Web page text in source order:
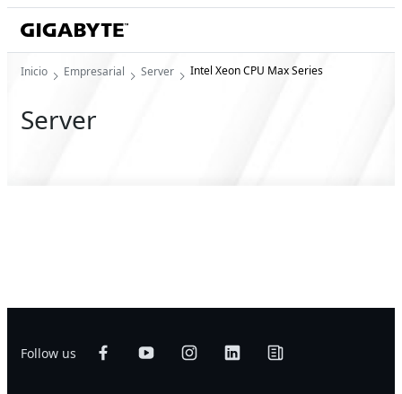
Inicio Empresarial Server Intel Xeon CPU Max Series
Server
Follow us